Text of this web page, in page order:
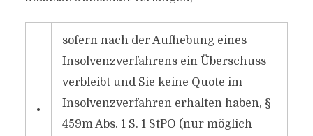
•
sofern nach der Aufhebung eines
Insolvenzverfahrens ein Überschuss
verbleibt und Sie keine Quote im
Insolvenzverfahren erhalten haben, §
459m Abs. 1 S. 1 StPO (nur möglich